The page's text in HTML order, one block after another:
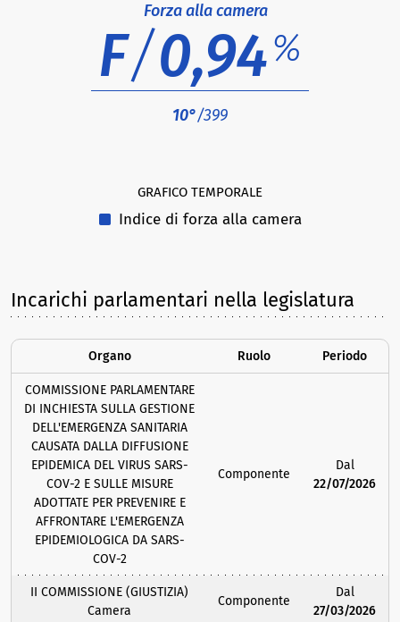
Forza alla camera
F/0,94%
10°/399
GRAFICO TEMPORALE
Indice di forza alla camera
Incarichi parlamentari nella legislatura
Organo Ruolo Periodo
COMMISSIONE PARLAMENTARE
DI INCHIESTA SULLA GESTIONE
DELL'EMERGENZA SANITARIA
CAUSATA DALLA DIFFUSIONE
EPIDEMICA DEL VIRUS SARS-
COV-2 E SULLE MISURE
ADOTTATE PER PREVENIRE E
AFFRONTARE L'EMERGENZA
EPIDEMIOLOGICA DA SARS-
COV-2
Componente
Dal
22/07/2026
II COMMISSIONE (GIUSTIZIA)
Camera
Componente
Dal
27/03/2026